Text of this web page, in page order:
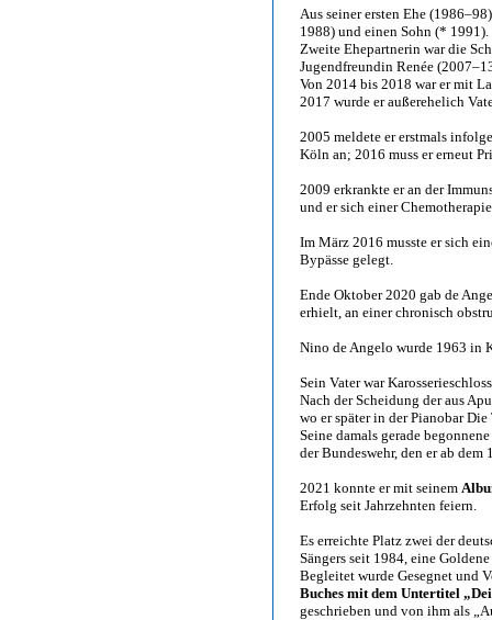
Aus seiner ersten Ehe
1988) und einen Sohn (* 1991).
Zweite Ehepartnerin war die
Jugendfreundin Renée
Von 2014 bis 2018 war er mit
2017 wurde er außerehelich
2005 meldete er erstmals
Köln an; 2016 muss er erneut
2009 erkrankte er an der
und er sich einer
Im März 2016 musste er sich
Bypässe gelegt.
Ende Oktober 2020 gab de
erhielt, an einer chronisch
Nino de Angelo wurde 1963 in
Sein Vater war
Nach der Scheidung der aus
wo er später in der Pianobar
Seine damals gerade
der Bundeswehr, den er ab
2021 konnte er mit seinem
Erfolg seit Jahrzehnten feiern.
Es erreichte Platz zwei der
Sängers seit 1984, eine
Begleitet wurde Gesegnet und
Buches mit dem Untertitel
geschrieben und von ihm als